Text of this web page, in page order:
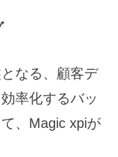
なる、顧客デ
率化するバッ
、Magic xpiが